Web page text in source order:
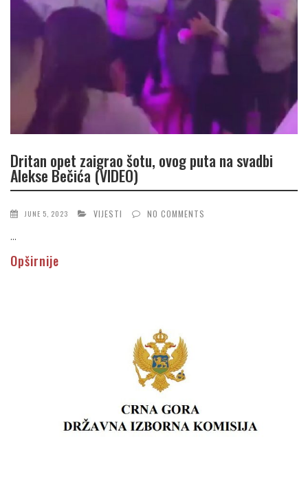
Dritan opet zaigrao šotu, ovog puta na svadbi
Alekse Bečića (VIDEO)
JUNE 5, 2023 VIJESTI NO COMMENTS
...
Opširnije